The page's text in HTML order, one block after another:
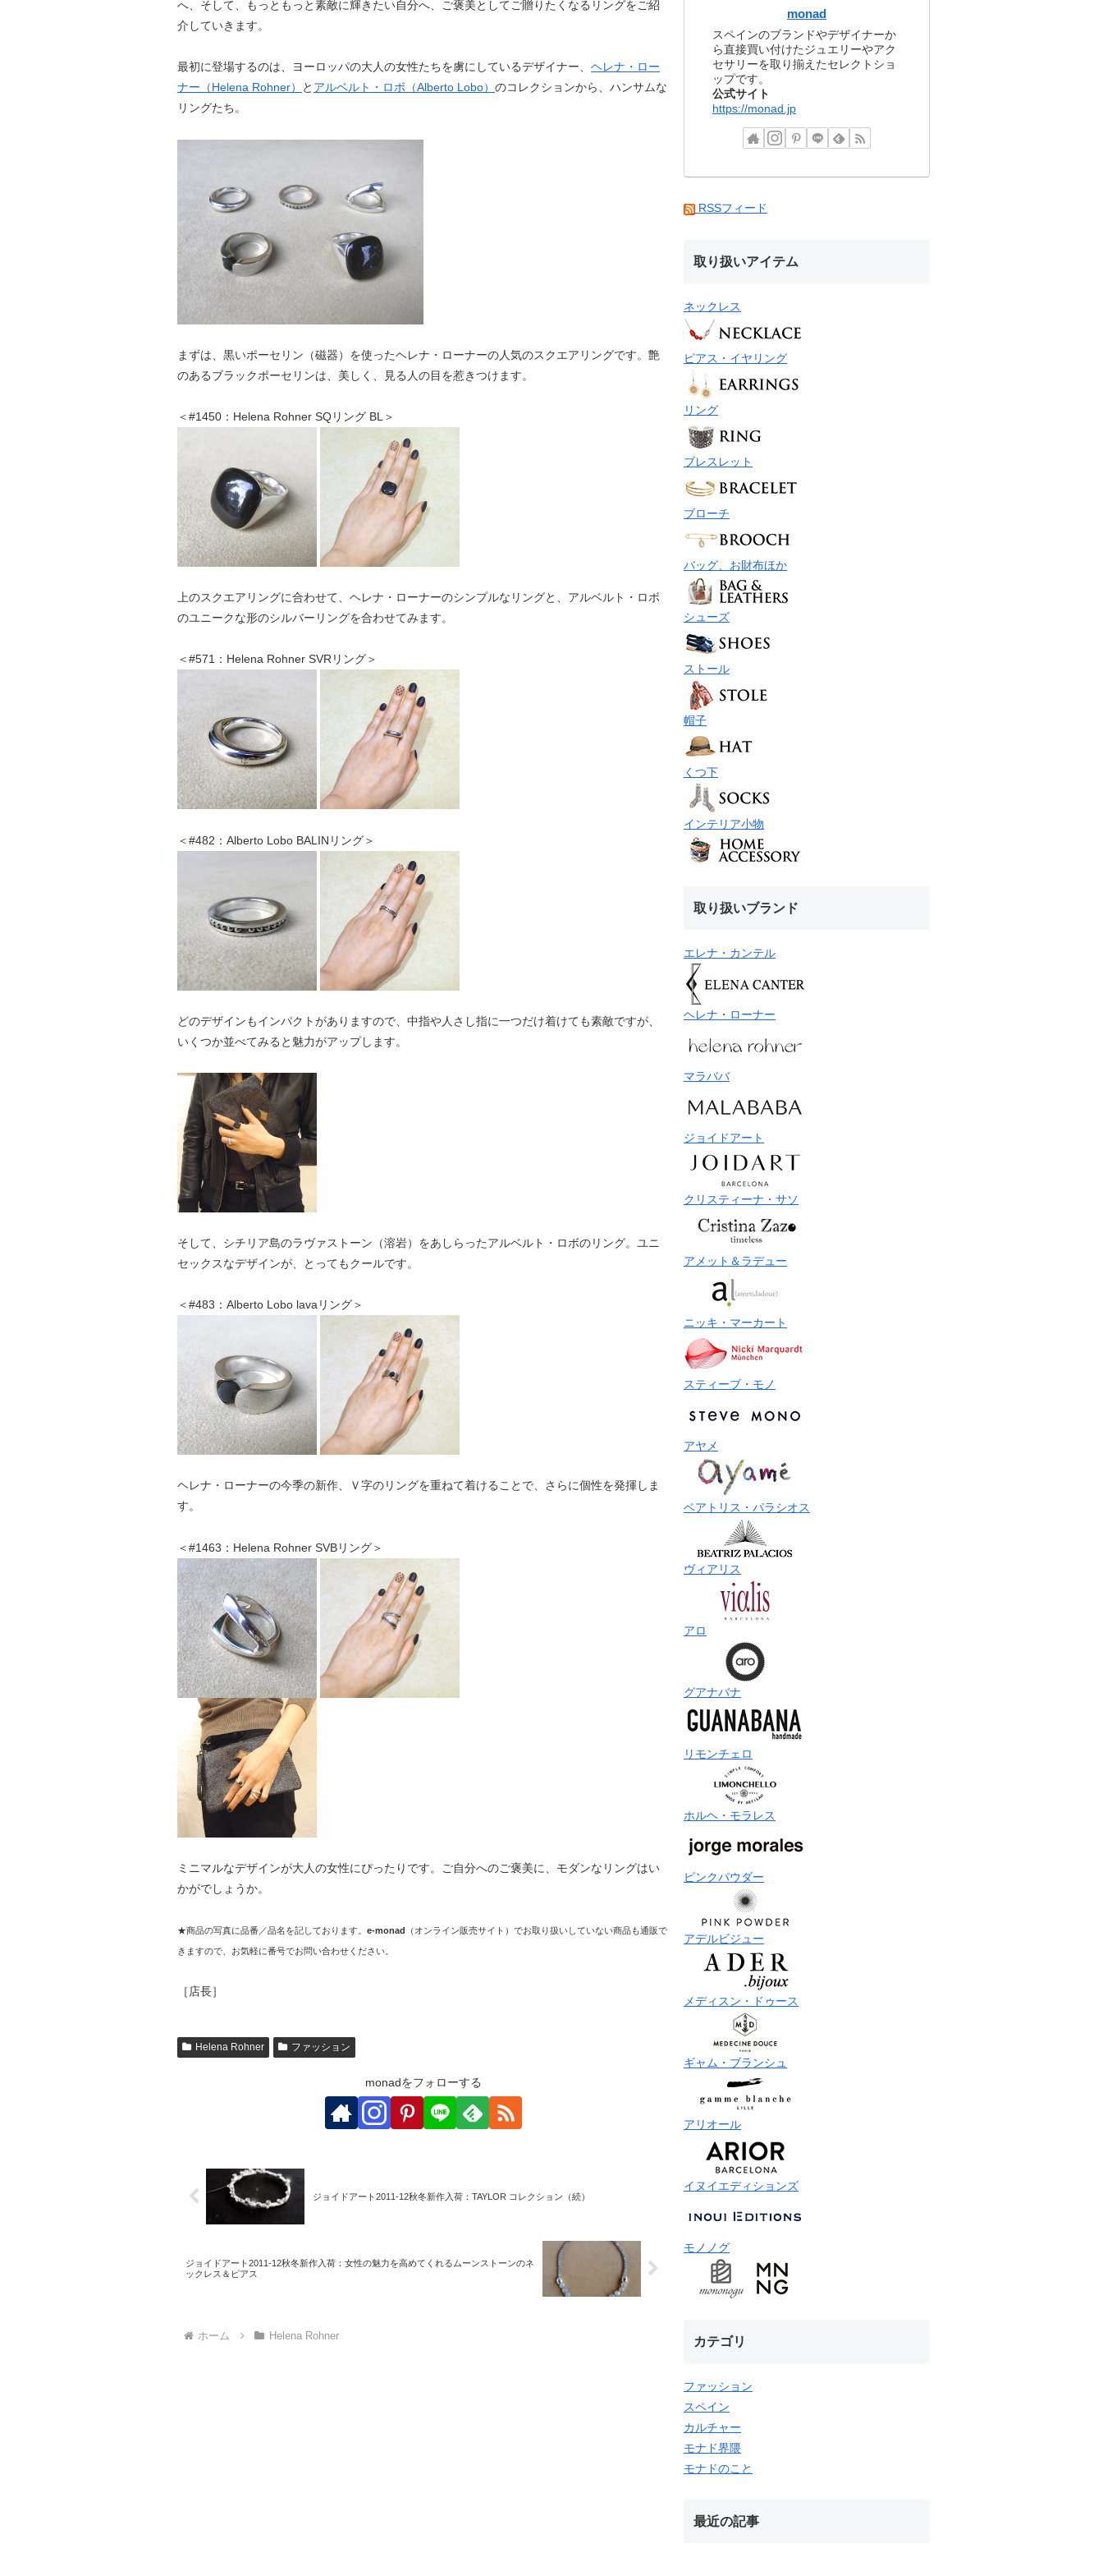
へ、そして、もっともっと素敵に輝きたい自分へ、ご褒美としてご贈りたくなるリングをご紹
介していきます。
最初に登場するのは、ヨーロッパの大人の女性たちを虜にしているデザイナー、 ヘレナ・ロー
ナー（Helena Rohner）
と アルベルト・ロボ（Alberto Lobo） のコレクションから、ハンサムな
リングたち。
まずは、黒いポーセリン（磁器）を使ったヘレナ・ローナーの人気のスクエアリングです。艶
のあるブラックポーセリンは、美しく、見る人の目を惹きつけます。
＜#1450：Helena Rohner SQリング BL＞
上のスクエアリングに合わせて、ヘレナ・ローナーのシンプルなリングと、アルベルト・ロボ
のユニークな形のシルバーリングを合わせてみます。
＜#571：Helena Rohner SVRリング＞
＜#482：Alberto Lobo BALINリング＞
どのデザインもインパクトがありますので、中指や人さし指に一つだけ着けても素敵ですが、
いくつか並べてみると魅力がアップします。
そして、シチリア島のラヴァストーン（溶岩）をあしらったアルベルト・ロボのリング。ユニ
セックスなデザインが、とってもクールです。
＜#483：Alberto Lobo lavaリング＞
ヘレナ・ローナーの今季の新作、Ｖ字のリングを重ねて着けることで、さらに個性を発揮しま
す。
＜#1463：Helena Rohner SVBリング＞
ミニマルなデザインが大人の女性にぴったりです。ご自分へのご褒美に、モダンなリングはい
かがでしょうか。
★商品の写真に品番／品名を記しております。 e-monad （オンライン販売サイト）でお取り扱いしていない商品も通販で
きますので、お気軽に番号でお問い合わせください。
［店長］
Helena Rohner ファッション
monadをフォローする
ジョイドアート2011-12秋冬新作入荷：TAYLOR コレクション（続）
ジョイドアート2011-12秋冬新作入荷：女性の魅力を高めてくれるムーンストーンのネ
ックレス＆ピアス
ホーム Helena Rohner
monad
スペインのブランドやデザイナーか
ら直接買い付けたジュエリーやアク
セサリーを取り揃えたセレクトショ
ップです。
公式サイト
https://monad.jp
RSSフィード
取り扱いアイテム
ネックレス
ピアス・イヤリング
リング
ブレスレット
ブローチ
バッグ、お財布ほか
シューズ
ストール
帽子
くつ下
インテリア小物
取り扱いブランド
エレナ・カンテル
ヘレナ・ローナー
マラババ
ジョイドアート
クリスティーナ・サソ
アメット＆ラデュー
ニッキ・マーカート
スティーブ・モノ
アヤメ
ベアトリス・パラシオス
ヴィアリス
アロ
グアナバナ
リモンチェロ
ホルヘ・モラレス
ピンクパウダー
アデルビジュー
メディスン・ドゥース
ギャム・ブランシュ
アリオール
イヌイエディションズ
モノノグ
カテゴリ
ファッション
スペイン
カルチャー
モナド界隈
モナドのこと
最近の記事